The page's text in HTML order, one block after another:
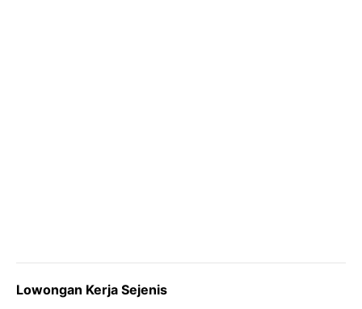
Lowongan Kerja Sejenis